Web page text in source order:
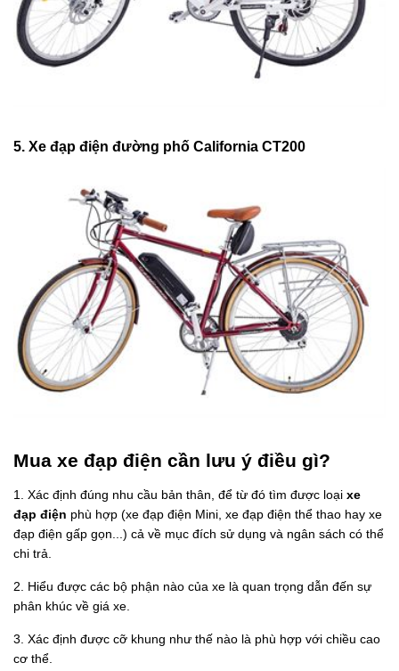
5. Xe đạp điện đường phố California CT200
Mua xe đạp điện cần lưu ý điều gì?
1. Xác định đúng nhu cầu bản thân, để từ đó tìm được loại xe
đạp điện phù hợp (xe đạp điện Mini, xe đạp điện thể thao hay xe
đạp điện gấp gọn...) cả về mục đích sử dụng và ngân sách có thể
chi trả.
2. Hiểu được các bộ phận nào của xe là quan trọng dẫn đến sự
phân khúc về giá xe.
3. Xác định được cỡ khung như thế nào là phù hợp với chiều cao
cơ thể.